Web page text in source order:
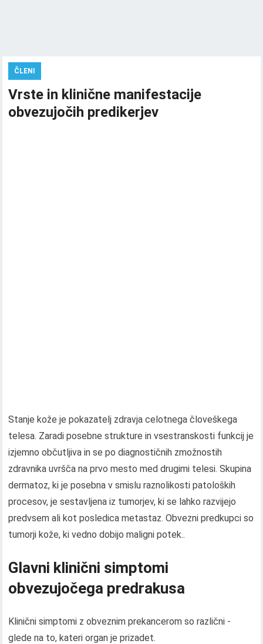
ČLENI
Vrste in klinične manifestacije
obvezujočih predikerjev
Stanje kože je pokazatelj zdravja celotnega človeškega
telesa. Zaradi posebne strukture in vsestranskosti funkcij je
izjemno občutljiva in se po diagnostičnih zmožnostih
zdravnika uvršča na prvo mesto med drugimi telesi. Skupina
dermatoz, ki je posebna v smislu raznolikosti patoloških
procesov, je sestavljena iz tumorjev, ki se lahko razvijejo
predvsem ali kot posledica metastaz. Obvezni predkupci so
tumorji kože, ki vedno dobijo maligni potek..
Glavni klinični simptomi
obvezujočega predrakusa
Klinični simptomi z obveznim prekancerom so različni -
glede na to, kateri organ je prizadet.